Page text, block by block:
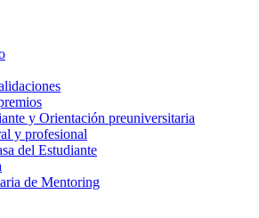
y Orientación preuniversitaria
y profesional
del Estudiante
de Mentoring